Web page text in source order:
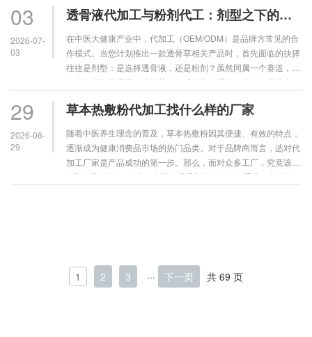
接合……
03
2026-07-
03
透骨液代加工与粉剂代工：剂型之下的天壤之别
在中医大健康产业中，代加工（OEM/ODM）是品牌方常见的合
作模式。当您计划推出一款透骨草相关产品时，首先面临的抉择
往往是剂型：是选择透骨液，还是粉剂？虽然同属一个赛道，但
二者在代加工层面，从工艺、资质到市场逻辑，实则有天壤之
液……
29
2026-06-
29
草本热敷粉代加工找什么样的厂家
随着中医养生理念的普及，草本热敷粉因其便捷、有效的特点，
逐渐成为健康消费品市场的热门品类。对于品牌商而言，选对代
加工厂家是产品成功的第一步。那么，面对众多工厂，究竟该如
何甄别和选择？ 首先，合规资质是入场券，不可妥协。草本热
1 2 3 ··· 下一页 共 69 页